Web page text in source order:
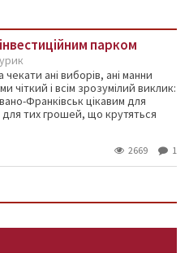
парком
ані виборів, ані манни
чіткий і всім зрозумілий виклик:
Франківськ цікавим для
для тих грошей, що крутяться
2669 1